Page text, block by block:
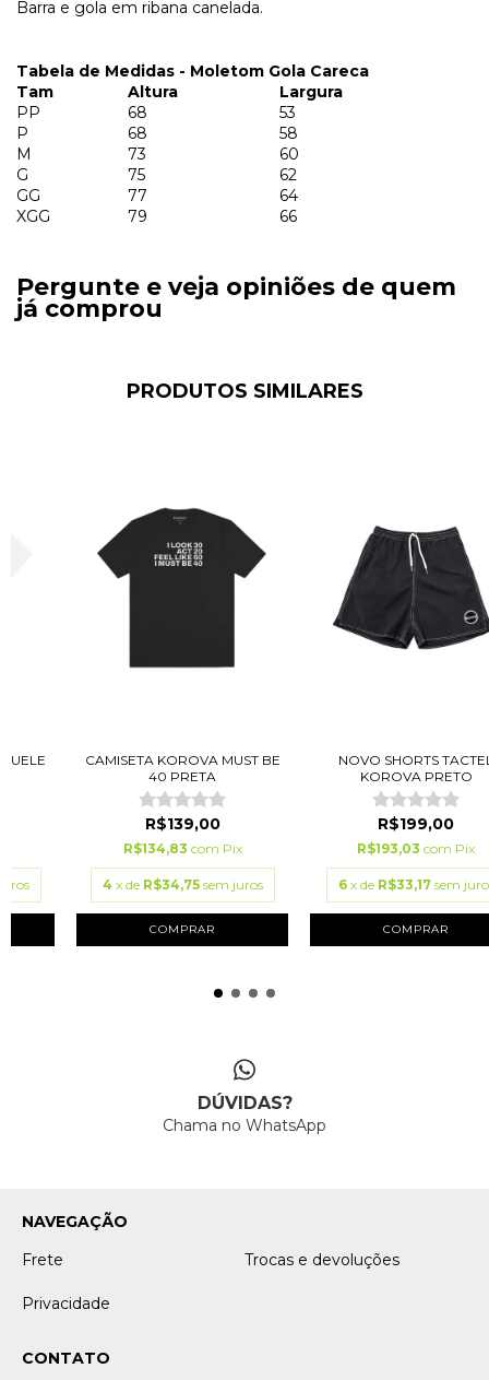
Barra e gola em ribana canelada.
Tabela de Medidas - Moletom Gola Careca
Tam
Altura
Largura
PP
68
53
P
68
58
M
73
60
G
75
62
GG
77
64
XGG
79 66
Pergunte e veja opiniões de quem
já comprou
PRODUTOS SIMILARES
CAMISETA KOROVA MUST BE
40 PRETA
R$139,00
R$134,83 com Pix
4 x de R$34,75 sem juros
COMPRAR
NOVO SHORTS
KOROVA PRETO
R$199,00
R$193,03 com Pix
6 x de R$33,17 sem
COMPRAR
DÚVIDAS?
Chama no WhatsApp
NAVEGAÇÃO
Frete
Trocas e devoluções
Privacidade
CONTATO